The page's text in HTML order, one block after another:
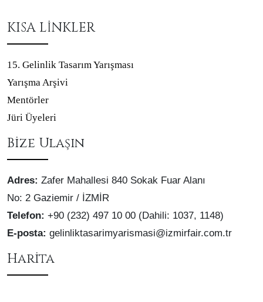
KISA LİNKLER
15. Gelinlik Tasarım Yarışması
Yarışma Arşivi
Mentörler
Jüri Üyeleri
Bize Ulaşın
Adres: Zafer Mahallesi 840 Sokak Fuar Alanı
No: 2 Gaziemir / İZMİR
Telefon: +90 (232) 497 10 00 (Dahili: 1037, 1148)
E-posta: gelinliktasarimyarismasi@izmirfair.com.tr
Harita